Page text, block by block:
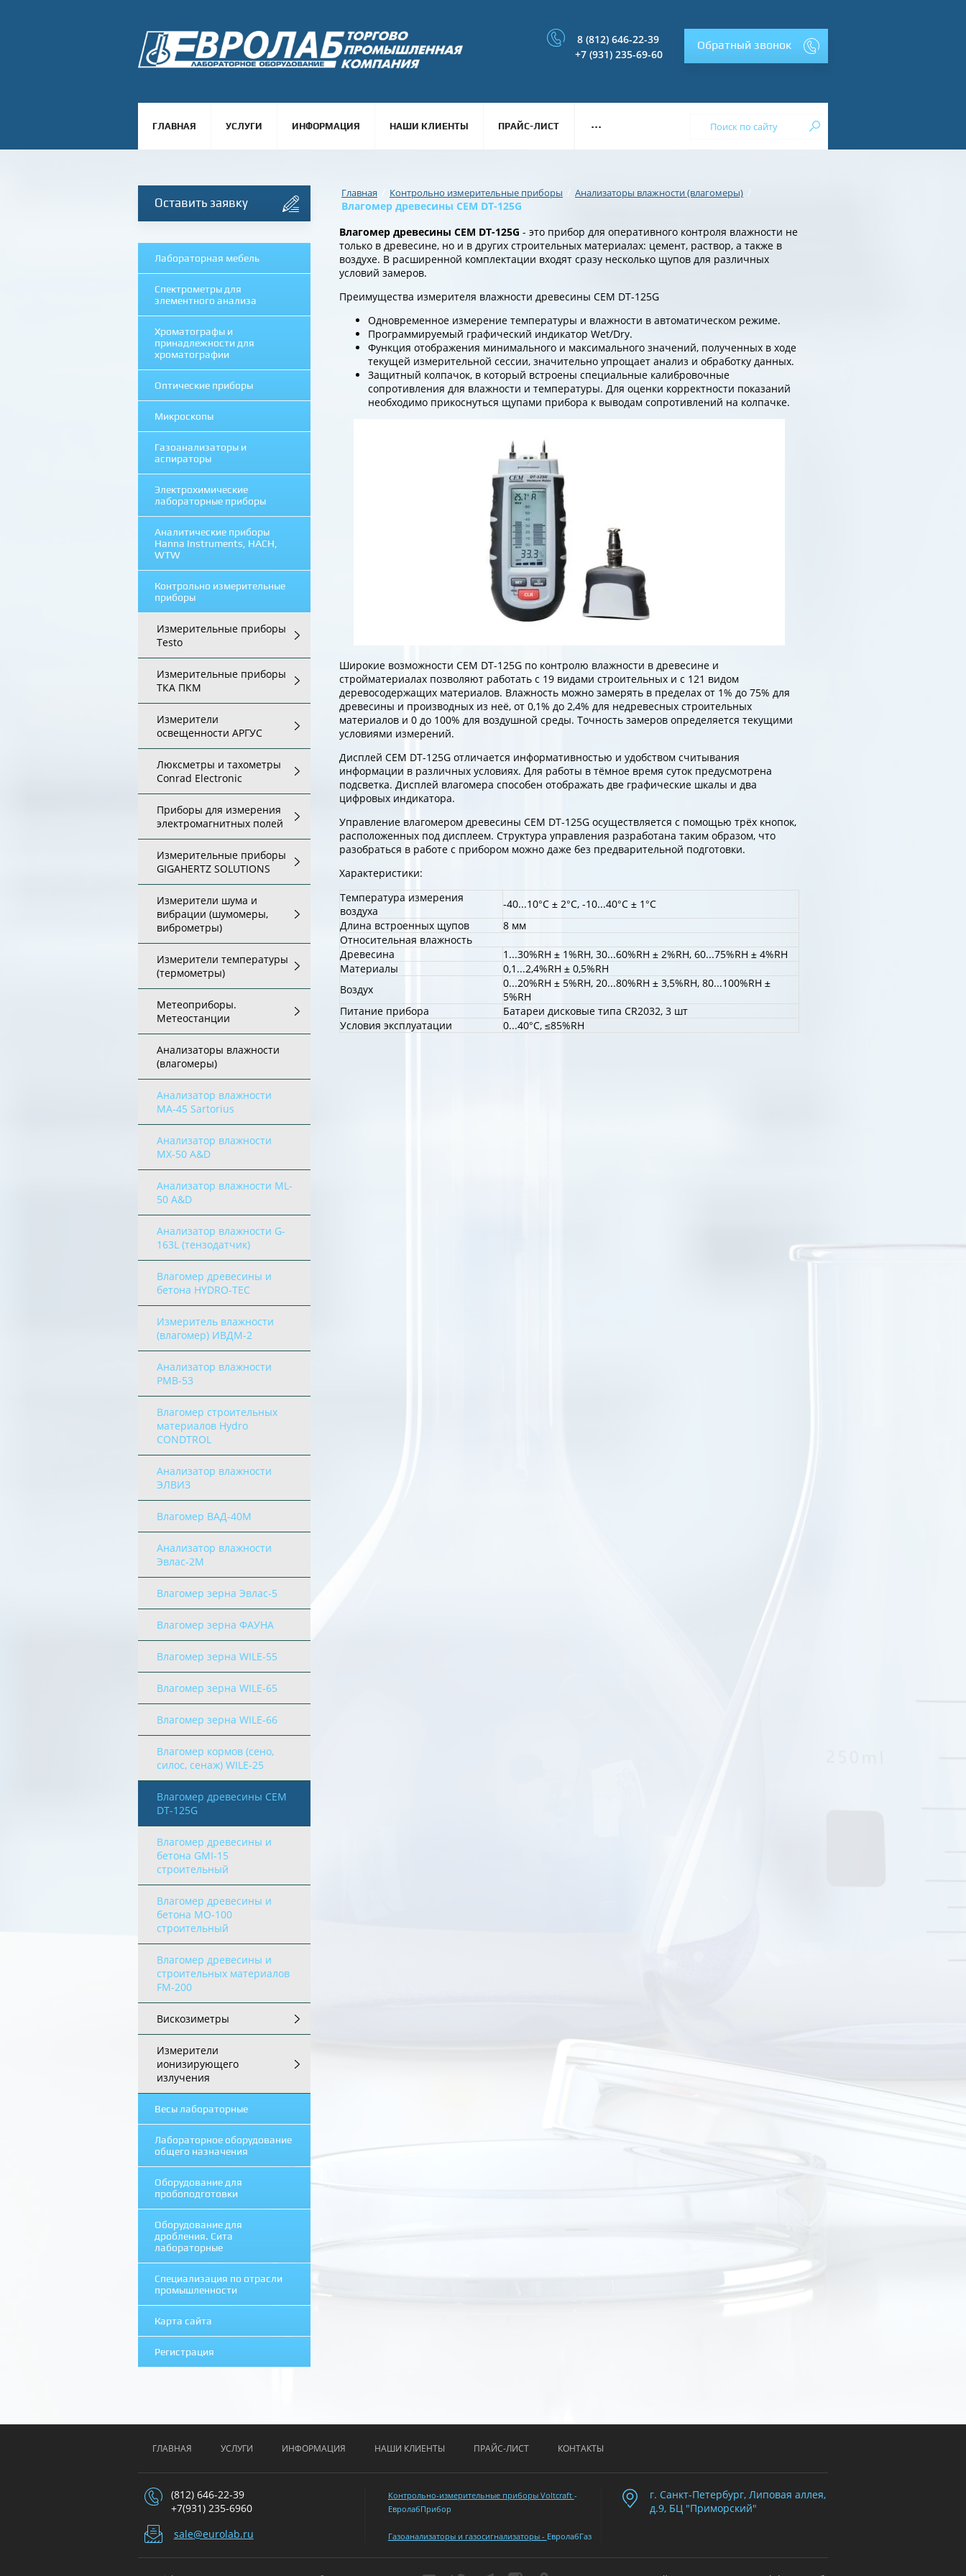
8 (812) 646-22-39
+7 (931) 235-69-60
Обратный звонок
ГЛАВНАЯ УСЛУГИ ИНФОРМАЦИЯ НАШИ КЛИЕНТЫ ПРАЙС-ЛИСТ ...
Оставить заявку
Лабораторная мебель
Спектрометры для
элементного анализа
Хроматографы и
принадлежности для
хроматографии
Оптические приборы
Микроскопы
Газоанализаторы и
аспираторы
Электрохимические
лабораторные приборы
Аналитические приборы
Hanna Instruments, HACH,
WTW
Контрольно измерительные
приборы
Измерительные приборы
Testo
Измерительные приборы
ТКА ПКМ
Измерители
освещенности АРГУС
Люксметры и тахометры
Conrad Electronic
Приборы для измерения
электромагнитных полей
Измерительные приборы
GIGAHERTZ SOLUTIONS
Измерители шума и
вибрации (шумомеры,
виброметры)
Измерители температуры
(термометры)
Метеоприборы.
Метеостанции
Анализаторы влажности
(влагомеры)
Анализатор влажности
МА-45 Sartorius
Анализатор влажности
MX-50 A&D
Анализатор влажности ML-
50 A&D
Анализатор влажности G-
163L (тензодатчик)
Влагомер древесины и
бетона HYDRO-TEC
Измеритель влажности
(влагомер) ИВДМ-2
Анализатор влажности
PMB-53
Влагомер строительных
материалов Hydro
CONDTROL
Анализатор влажности
ЭЛВИЗ
Влагомер ВАД-40М
Анализатор влажности
Эвлас-2М
Влагомер зерна Эвлас-5
Влагомер зерна ФАУНА
Влагомер зерна WILE-55
Влагомер зерна WILE-65
Влагомер зерна WILE-66
Влагомер кормов (сено,
силос, сенаж) WILE-25
Влагомер древесины CEM
DT-125G
Влагомер древесины и
бетона GMI-15
строительный
Влагомер древесины и
бетона МО-100
строительный
Влагомер древесины и
строительных материалов
FM-200
Вискозиметры
Измерители
ионизирующего
излучения
Весы лабораторные
Лабораторное оборудование
общего назначения
Оборудование для
пробоподготовки
Оборудование для
дробления. Сита
лабораторные
Специализация по отрасли
промышленности
Карта сайта
Регистрация
Главная Контрольно измерительные приборы / Анализаторы влажности (влагомеры) /
Влагомер древесины CEM DT-125G
Влагомер древесины CEM DT-125G - это прибор для оперативного контроля влажности не
только в древесине, но и в других строительных материалах: цемент, раствор, а также в
воздухе. В расширенной комплектации входят сразу несколько щупов для различных
условий замеров.
Преимущества измерителя влажности древесины CEM DT-125G
Одновременное измерение температуры и влажности в автоматическом режиме.
Программируемый графический индикатор Wet/Dry.
Функция отображения минимального и максимального значений, полученных в ходе
текущей измерительной сессии, значительно упрощает анализ и обработку данных.
Защитный колпачок, в который встроены специальные калибровочные
сопротивления для влажности и температуры. Для оценки корректности показаний
необходимо прикоснуться щупами прибора к выводам сопротивлений на колпачке.
Широкие возможности CEM DT-125G по контролю влажности в древесине и
стройматериалах позволяют работать с 19 видами строительных и с 121 видом
деревосодержащих материалов. Влажность можно замерять в пределах от 1% до 75% для
древесины и производных из неё, от 0,1% до 2,4% для недревесных строительных
материалов и 0 до 100% для воздушной среды. Точность замеров определяется текущими
условиями измерений.
Дисплей CEM DT-125G отличается информативностью и удобством считывания
информации в различных условиях. Для работы в тёмное время суток предусмотрена
подсветка. Дисплей влагомера способен отображать две графические шкалы и два
цифровых индикатора.
Управление влагомером древесины CEM DT-125G осуществляется с помощью трёх кнопок,
расположенных под дисплеем. Структура управления разработана таким образом, что
разобраться в работе с прибором можно даже без предварительной подготовки.
Характеристики:
Температура измерения
воздуха
-40...10°C ± 2°C, -10...40°C ± 1°C
Длина встроенных щупов
8 мм
Относительная влажность
Древесина
1...30%RH ± 1%RH, 30...60%RH ± 2%RH, 60...75%RH ± 4%RH
Материалы
0,1...2,4%RH ± 0,5%RH
Воздух
0...20%RH ± 5%RH, 20...80%RH ± 3,5%RH, 80...100%RH ±
5%RH
Питание прибора
Батареи дисковые типа CR2032, 3 шт
Условия эксплуатации
0...40°C, ≤85%RH
ГЛАВНАЯ УСЛУГИ ИНФОРМАЦИЯ НАШИ КЛИЕНТЫ ПРАЙС-ЛИСТ КОНТАКТЫ
(812) 646-22-39
+7(931) 235-6960
sale@eurolab.ru
Контрольно-измерительные приборы Voltcraft -
ЕвролабПрибор
Газоанализаторы и газосигнализаторы - ЕвролабГаз
г. Санкт-Петербург, Липовая аллея,
д.9, БЦ "Приморский"